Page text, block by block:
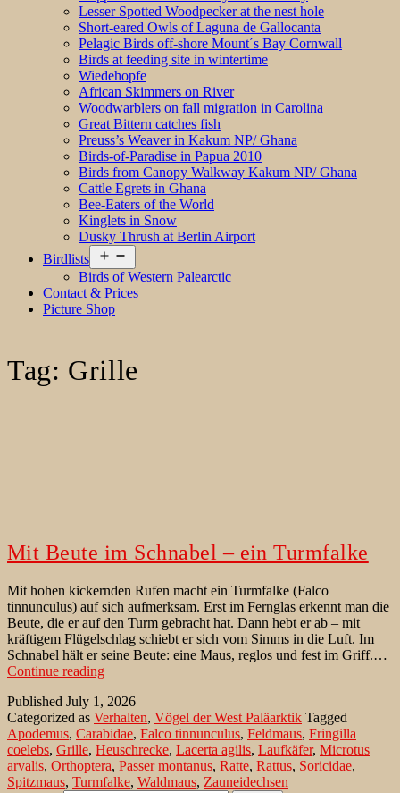
Lesser Spotted Woodpecker at the nest hole
Short-eared Owls of Laguna de Gallocanta
Pelagic Birds off-shore Mount´s Bay Cornwall
Birds at feeding site in wintertime
Wiedehopfe
African Skimmers on River
Woodwarblers on fall migration in Carolina
Great Bittern catches fish
Preuss’s Weaver in Kakum NP/ Ghana
Birds-of-Paradise in Papua 2010
Birds from Canopy Walkway Kakum NP/ Ghana
Cattle Egrets in Ghana
Bee-Eaters of the World
Kinglets in Snow
Dusky Thrush at Berlin Airport
Birdlists
menu
Birds of Western Palearctic
Contact & Prices
Picture Shop
Tag: Grille
Mit Beute im Schnabel – ein Turmfalke
Mit hohen kickernden Rufen macht ein Turmfalke (Falco
tinnunculus) auf sich aufmerksam. Erst im Fernglas erkennt man die
Beute, die er auf den Turm gebracht hat. Dann hebt er ab – mit
kräftigem Flügelschlag schiebt er sich vom Simms in die Luft. Im
Schnabel hält er seine Beute: eine Maus, reglos und fest im Griff.…
Continue readingMit
im
Schnabel
–
ein
Turmfalke
Published July 1, 2026
Categorized as Verhalten, Vögel der West Paläarktik Tagged
Apodemus, Carabidae, Falco tinnunculus, Feldmaus, Fringilla
coelebs, Grille, Heuschrecke, Lacerta agilis, Laufkäfer, Microtus
arvalis, Orthoptera, Passer montanus, Ratte, Rattus, Soricidae,
Spitzmaus, Turmfalke, Waldmaus, Zauneidechsen